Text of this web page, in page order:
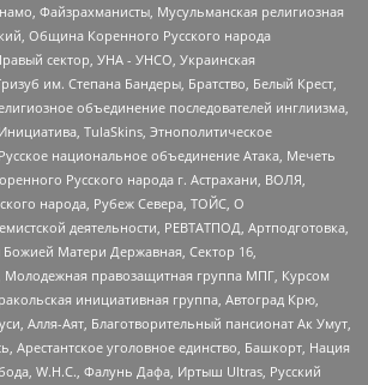
Файзрахманисты, Мусульманская религиозная
Община Коренного Русского народа
сектор, УНА - УНСО, Украинская
им. Степана Бандеры, Братство, Белый Крест,
объединение последователей инглиизма,
TulaSkins, Этнополитическое
национальное объединение Атака, Мечеть
Русского народа г. Астрахани, ВОЛЯ,
народа, Рубеж Севера, ТОЙС, О
деятельности, РЕВТАТПОД, Артподготовка,
Матери Державная, Сектор 16,
Молодежная правозащитная группа МПГ, Курсом
инициативная группа, Автоград Крю,
Алля-Аят, Благотворительный пансионат Ак Умут,
Арестантское уголовное единство, Башкорт, Нация
W.H.С., Фалунь Дафа, Иртыш Ultras, Русский